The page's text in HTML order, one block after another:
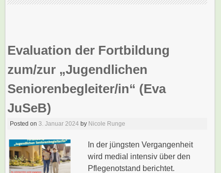
Evaluation der Fortbildung
zum/zur „Jugendlichen
Seniorenbegleiter/in“ (Eva
JuSeB)
Posted on3. Januar 2024 by Nicole Runge
In der jüngsten Vergangenheit
wird medial intensiv über den
Pflegenotstand berichtet.